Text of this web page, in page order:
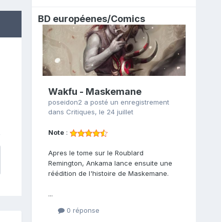
BD européenes/Comics
Wakfu - Maskemane
poseidon2 a posté un enregistrement
dans Critiques, le 24 juillet
Note:
Apres le tome sur le Roublard
Remington, Ankama lance ensuite une
réédition de l'histoire de Maskemane.
...
0 réponse